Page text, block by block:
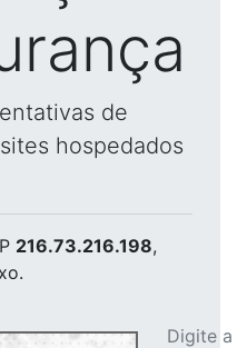
de
hospedados
216.73.216.198,
Digite